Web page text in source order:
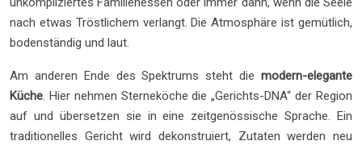
nach etwas Tröstlichem verlangt. Die Atmosphäre ist gemütlich,
bodenständig und laut.
Am anderen Ende des Spektrums steht die modern-elegante
Küche. Hier nehmen Sterneköche die „Gerichts-DNA“ der Region
auf und übersetzen sie in eine zeitgenössische Sprache. Ein
traditionelles Gericht wird dekonstruiert, Zutaten werden neu